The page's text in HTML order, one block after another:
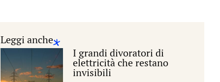
Leggi anche
I grandi divoratori di
elettricità che restano
invisibili